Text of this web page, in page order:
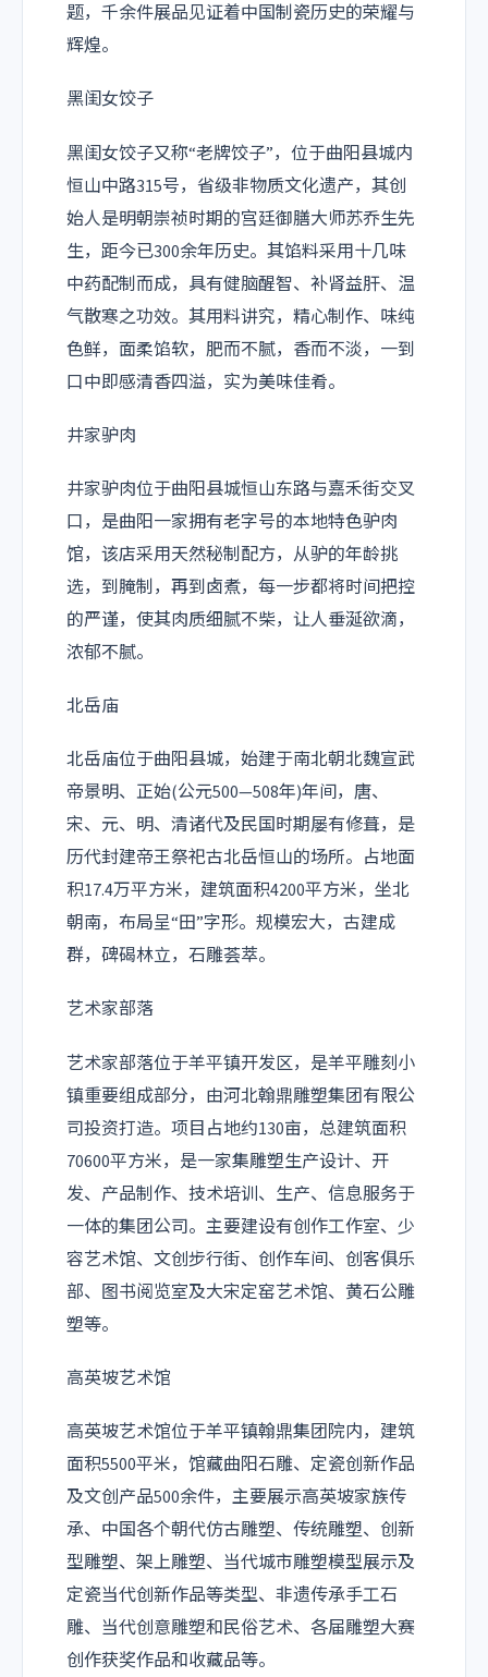
题，千余件展品见证着中国制瓷历史的荣耀与
辉煌。
黑闺女饺子
黑闺女饺子又称“老牌饺子”，位于曲阳县城内
恒山中路315号，省级非物质文化遗产，其创
始人是明朝崇祯时期的宫廷御膳大师苏乔生先
生，距今已300余年历史。其馅料采用十几味
中药配制而成，具有健脑醒智、补肾益肝、温
气散寒之功效。其用料讲究，精心制作、味纯
色鲜，面柔馅软，肥而不腻，香而不淡，一到
口中即感清香四溢，实为美味佳肴。
井家驴肉
井家驴肉位于曲阳县城恒山东路与嘉禾街交叉
口，是曲阳一家拥有老字号的本地特色驴肉
馆，该店采用天然秘制配方，从驴的年龄挑
选，到腌制，再到卤煮，每一步都将时间把控
的严谨，使其肉质细腻不柴，让人垂涎欲滴，
浓郁不腻。
北岳庙
北岳庙位于曲阳县城，始建于南北朝北魏宣武
帝景明、正始(公元500—508年)年间，唐、
宋、元、明、清诸代及民国时期屡有修葺，是
历代封建帝王祭祀古北岳恒山的场所。占地面
积17.4万平方米，建筑面积4200平方米，坐北
朝南，布局呈“田”字形。规模宏大，古建成
群，碑碣林立，石雕荟萃。
艺术家部落
艺术家部落位于羊平镇开发区，是羊平雕刻小
镇重要组成部分，由河北翰鼎雕塑集团有限公
司投资打造。项目占地约130亩，总建筑面积
70600平方米，是一家集雕塑生产设计、开
发、产品制作、技术培训、生产、信息服务于
一体的集团公司。主要建设有创作工作室、少
容艺术馆、文创步行街、创作车间、创客俱乐
部、图书阅览室及大宋定窑艺术馆、黄石公雕
塑等。
高英坡艺术馆
高英坡艺术馆位于羊平镇翰鼎集团院内，建筑
面积5500平米，馆藏曲阳石雕、定瓷创新作品
及文创产品500余件，主要展示高英坡家族传
承、中国各个朝代仿古雕塑、传统雕塑、创新
型雕塑、架上雕塑、当代城市雕塑模型展示及
定瓷当代创新作品等类型、非遗传承手工石
雕、当代创意雕塑和民俗艺术、各届雕塑大赛
创作获奖作品和收藏品等。